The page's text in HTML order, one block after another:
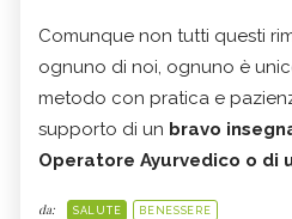
Comunque non tutti questi
ognuno di noi, ognuno è
metodo con pratica e
supporto di un bravo
Operatore Ayurvedico o di
da: SALUTE BENESSERE